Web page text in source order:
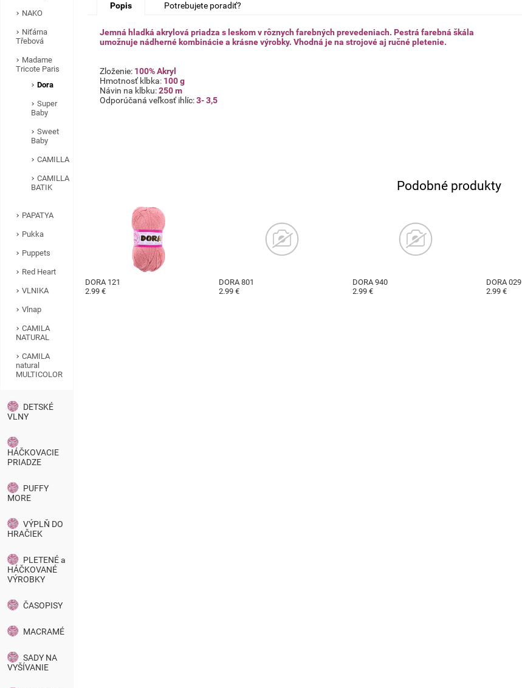
NAKO
Niťárna
Třebová
Madame
Tricote Paris
Dora
Super
Baby
Sweet
Baby
CAMILLA
CAMILLA
BATIK
PAPATYA
Pukka
Puppets
Red Heart
VLNIKA
Vlnap
CAMILA
NATURAL
CAMILA
natural
MULTICOLOR
DETSKÉ
VLNY
HÁČKOVACIE
PRIADZE
PUFFY
MORE
VÝPLŇ DO
HRAČIEK
PLETENÉ a
HÁČKOVANÉ
VÝROBKY
ČASOPISY
MACRAMÉ
SADY NA
VYŠÍVANIE
Popis Potrebujete poradiť?
Jemná hladká akrylová priadza s leskom v rôznych farebných prevedeniach. Pestrá farebná škála
umožnuje nádherné kombinácie a krásne výrobky. Vhodná je na strojové aj ručné pletenie.
Zloženie: 100% Akryl
Hmotnosť klbka: 100 g
Návin na klbku:250 m
Odporúčaná veľkosť ihlíc:3- 3,5
Podobné produkty
DORA 121
2.99 €
DORA 801
2.99 €
DORA 940
2.99 €
DORA 029
2.99 €